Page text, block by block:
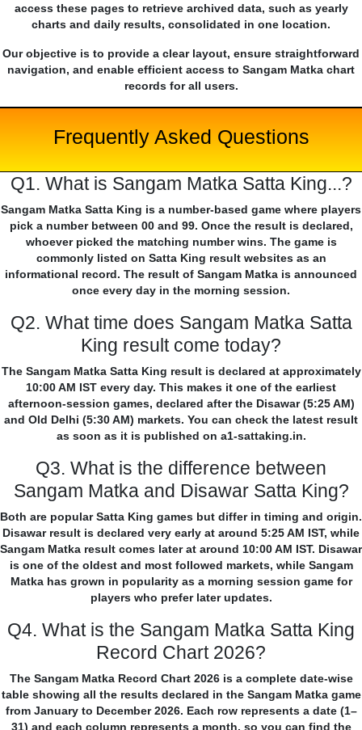
access these pages to retrieve archived data, such as yearly
charts and daily results, consolidated in one location.
Our objective is to provide a clear layout, ensure straightforward
navigation, and enable efficient access to Sangam Matka chart
records for all users.
Frequently Asked Questions
Q1. What is Sangam Matka Satta King...?
Sangam Matka Satta King is a number-based game where players
pick a number between 00 and 99. Once the result is declared,
whoever picked the matching number wins. The game is
commonly listed on Satta King result websites as an
informational record. The result of Sangam Matka is announced
once every day in the morning session.
Q2. What time does Sangam Matka Satta
King result come today?
The Sangam Matka Satta King result is declared at approximately
10:00 AM IST every day. This makes it one of the earliest
afternoon-session games, declared after the Disawar (5:25 AM)
and Old Delhi (5:30 AM) markets. You can check the latest result
as soon as it is published on a1-sattaking.in.
Q3. What is the difference between
Sangam Matka and Disawar Satta King?
Both are popular Satta King games but differ in timing and origin.
Disawar result is declared very early at around 5:25 AM IST, while
Sangam Matka result comes later at around 10:00 AM IST. Disawar
is one of the oldest and most followed markets, while Sangam
Matka has grown in popularity as a morning session game for
players who prefer later updates.
Q4. What is the Sangam Matka Satta King
Record Chart 2026?
The Sangam Matka Record Chart 2026 is a complete date-wise
table showing all the results declared in the Sangam Matka game
from January to December 2026. Each row represents a date (1–
31) and each column represents a month, so you can find the